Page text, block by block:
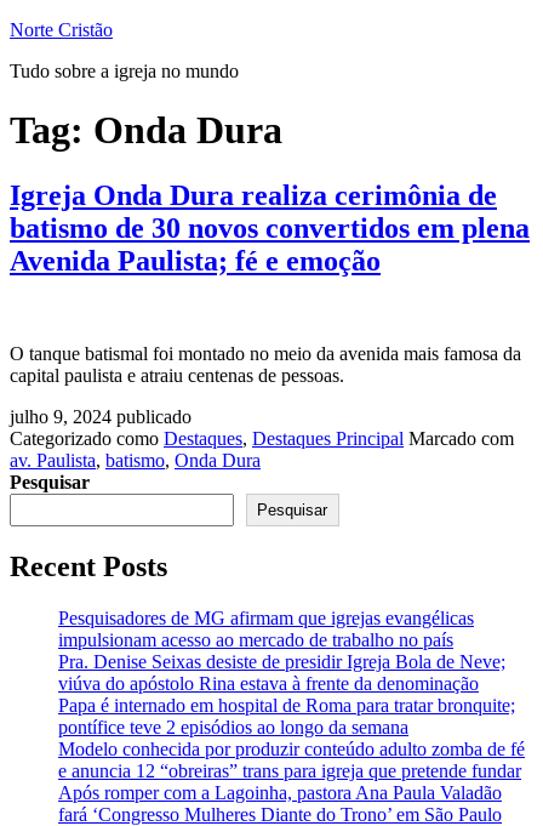
Pular
o
Norte Cristão
Tudo sobre a igreja no mundo
Tag: Onda Dura
Igreja Onda Dura realiza cerimônia de
batismo de 30 novos convertidos em plena
Avenida Paulista; fé e emoção
O tanque batismal foi montado no meio da avenida mais famosa da
capital paulista e atraiu centenas de pessoas.
julho 9, 2024 publicado
Categorizado como Destaques, Destaques Principal Marcado com
av. Paulista, batismo, Onda Dura
Pesquisar
Pesquisar
Recent Posts
Pesquisadores de MG afirmam que igrejas evangélicas
impulsionam acesso ao mercado de trabalho no país
Pra. Denise Seixas desiste de presidir Igreja Bola de Neve;
viúva do apóstolo Rina estava à frente da denominação
Papa é internado em hospital de Roma para tratar bronquite;
pontífice teve 2 episódios ao longo da semana
Modelo conhecida por produzir conteúdo adulto zomba de fé
e anuncia 12 “obreiras” trans para igreja que pretende fundar
Após romper com a Lagoinha, pastora Ana Paula Valadão
fará ‘Congresso Mulheres Diante do Trono’ em São Paulo